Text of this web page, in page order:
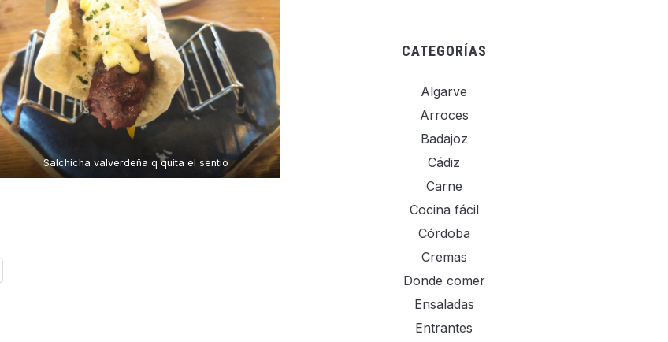
Salchicha valverdeña q quita el sentio
CATEGORÍAS
Algarve
Arroces
Badajoz
Cádiz
Carne
Cocina fácil
Córdoba
Cremas
Donde comer
Ensaladas
Entrantes